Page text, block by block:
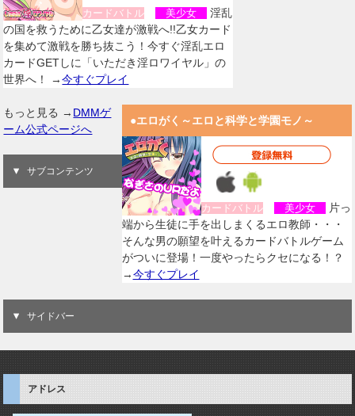
カードバトル 美少女
淫乱
の国を救うために乙女達が激戦へ!!乙女カード
を集めて激戦を勝ち抜こう！今すぐ淫乱エロ
カードGETしに「いただき淫ロワイヤル」の
世界へ！ →今すぐプレイ
●エロがく～エロと科学と学園モノ～
カードバトル 美少女
片っ
端から生徒に手を出しまくるエロ教師・・・
そんな男の願望を叶えるカードバトルゲーム
がついに登場！一度やったらクセになる！？
→今すぐプレイ
もっと見る → DMMゲ
ーム公式ページへ
サブコンテンツ
サイドバー
アドレス